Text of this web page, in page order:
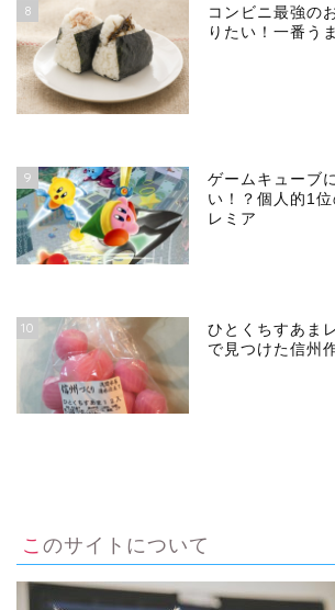
8
コンビニ最強の
りたい！一番う
9
ゲームキューブ
い！？個人的1
レミア
10
ひとくちすあま
で見つけた信州
このサイトについて